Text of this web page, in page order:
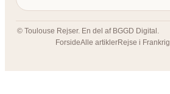
© Toulouse Rejser. En del af BGGD Digital.
ForsideAlle artiklerRejse i Frankrig